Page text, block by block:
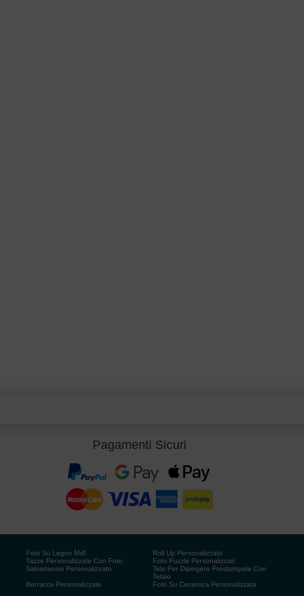
Pagamenti Sicuri
Foto Su Legno Mdf
Roll Up Personalizzato
Tazze Personalizzate Con Foto
Foto Puzzle Personalizzati
Salvadanaio Personalizzato
Tele Per Dipingere Prestampate Con
Telaio
Borracce Personalizzate
Foto Su Ceramica Personalizzata